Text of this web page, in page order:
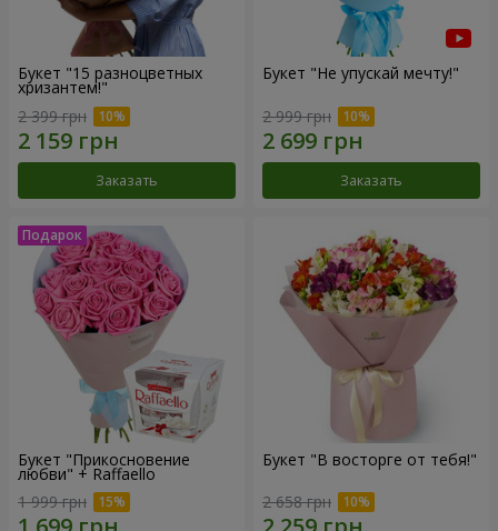
Букет "15 разноцветных
хризантем!"
2 399 грн
Заказать
Букет "Не упускай мечту!"
2 999 грн
Заказать
Букет "Прикосновение
любви" + Raffaello
1 999 грн
Букет "В восторге от тебя!"
2 658 грн